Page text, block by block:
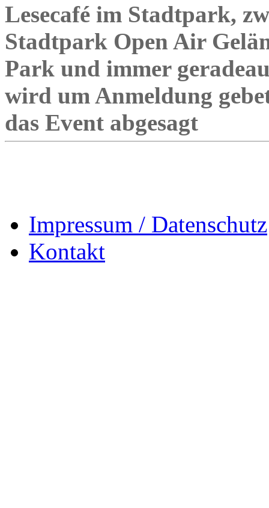
Lesecafé im Stadtpark,
Stadtpark Open Air
Park und immer
wird um Anmeldung
das Event abgesagt
Impressum / Datenschutz
Kontakt